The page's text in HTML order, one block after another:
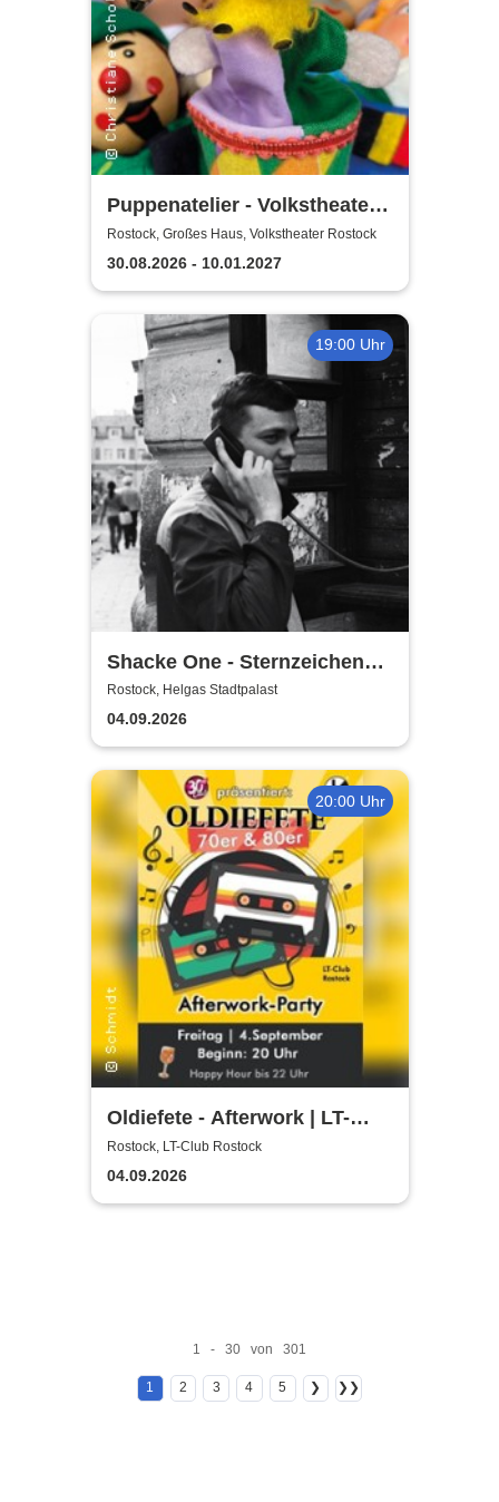
Puppenatelier - Volkstheater
Rostock
Rostock, Großes Haus, Volkstheater Rostock
30.08.2026 - 10.01.2027
19:00 Uhr
Shacke One - Sternzeichen
Boss Tour
Rostock, Helgas Stadtpalast
04.09.2026
20:00 Uhr
Oldiefete - Afterwork | LT-
Club Rostock
Rostock, LT-Club Rostock
04.09.2026
1 - 30 von 301
1 2 3 4 5 ❯ ❯❯